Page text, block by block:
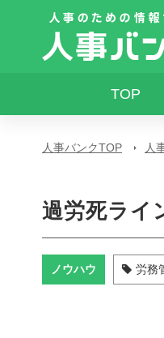
TOP
人事バンクTOP 人
過労死ライ
ノウハウ 労務